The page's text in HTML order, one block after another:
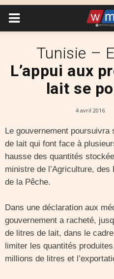
Tunisie –
L’appui aux
lait se
4 avril 2016
Le gouvernement poursuivra
de lait qui font face à
hausse des quantités
ministre de l’Agriculture,
de la Pêche.
Dans une déclaration aux
gouvernement a racheté,
de litres de lait, dans le
limiter les quantités
millions de litres et